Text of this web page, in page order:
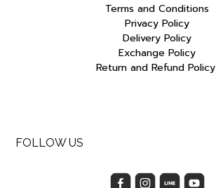
Terms and Conditions
Privacy Policy
Delivery Policy
Exchange Policy
Return and Refund Policy
FOLLOW US